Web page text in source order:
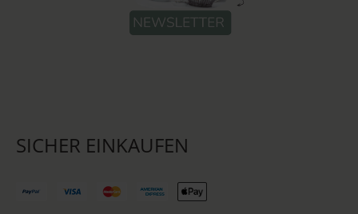
SICHER EINKAUFEN